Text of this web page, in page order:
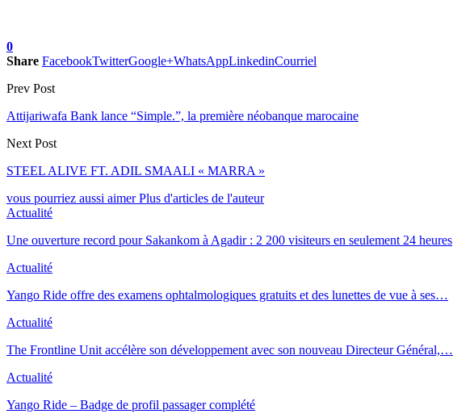
0
Share FacebookTwitterGoogle+WhatsAppLinkedinCourriel
Prev Post
Attijariwafa Bank lance “Simple.”, la première néobanque marocaine
Next Post
STEEL ALIVE FT. ADIL SMAALI « MARRA »
vous pourriez aussi aimer Plus d'articles de l'auteur
Actualité
Une ouverture record pour Sakankom à Agadir : 2 200 visiteurs en seulement 24 heures
Actualité
Yango Ride offre des examens ophtalmologiques gratuits et des lunettes de vue à ses…
Actualité
The Frontline Unit accélère son développement avec son nouveau Directeur Général,…
Actualité
Yango Ride – Badge de profil passager complété